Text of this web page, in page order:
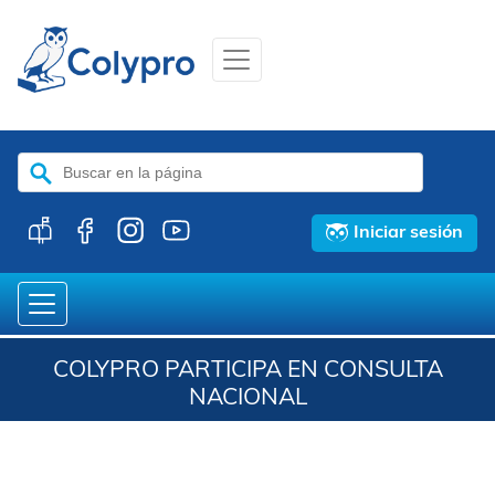
Buscar:
Iniciar sesión
COLYPRO PARTICIPA EN CONSULTA
NACIONAL